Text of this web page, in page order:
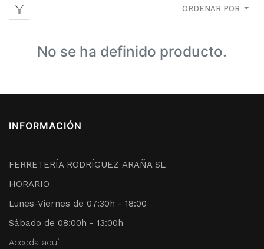
ORDENAR POR
No se ha definido producto.
INFORMACIÓN
FERRETERÍA RODRÍGUEZ ARAÑA SL
HORARIO
Lunes-Viernes de 07:30h - 18:00
Sábado de 08:00h - 13:00h
Acceda aquí